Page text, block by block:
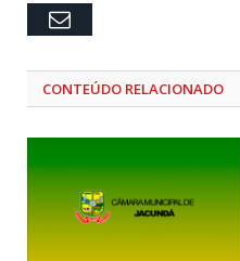
Email
CONTEÚDO RELACIONADO